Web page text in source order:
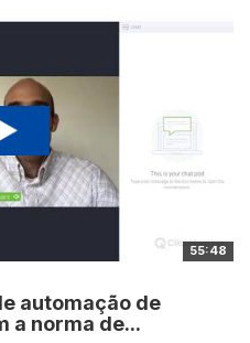
55:48
automação de
a norma de...